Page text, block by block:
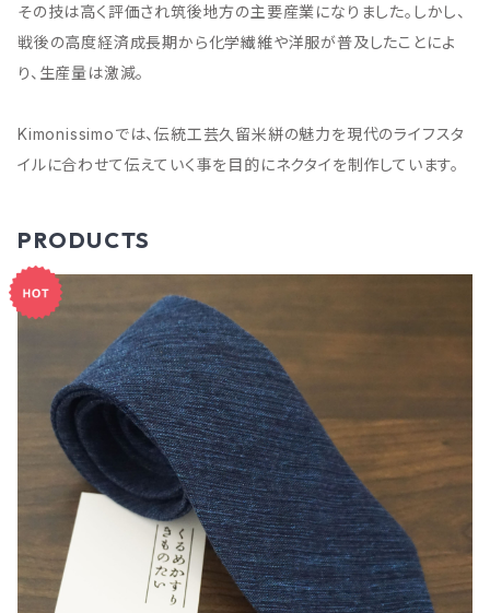
その技は高く評価され筑後地方の主要産業になりました。しかし、
戦後の高度経済成長期から化学繊維や洋服が普及したことによ
り、生産量は激減。
Kimonissimoでは、伝統工芸久留米絣の魅力を現代のライフスタ
イルに合わせて伝えていく事を目的にネクタイを制作しています。
PRODUCTS